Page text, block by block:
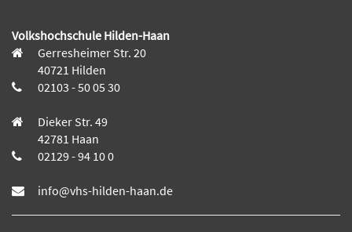
Volkshochschule Hilden-Haan
Gerresheimer Str. 20
40721 Hilden
02103 - 50 05 30
Dieker Str. 49
42781 Haan
02129 - 94 10 0
info@vhs-hilden-haan.de